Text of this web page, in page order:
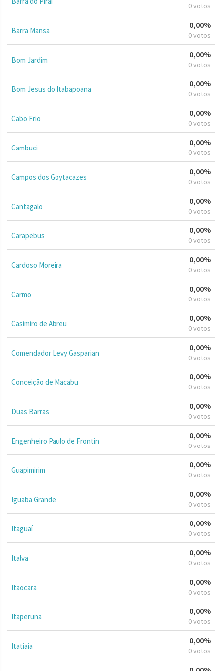
0 votos
Barra Mansa
0,00%
0 votos
Bom Jardim
0,00%
0 votos
Bom Jesus do Itabapoana
0,00%
0 votos
Cabo Frio
0,00%
0 votos
Cambuci
0,00%
0 votos
Campos dos Goytacazes
0,00%
0 votos
Cantagalo
0,00%
0 votos
Carapebus
0,00%
0 votos
Cardoso Moreira
0,00%
0 votos
Carmo
0,00%
0 votos
Casimiro de Abreu
0,00%
0 votos
Comendador Levy Gasparian
0,00%
0 votos
Conceição de Macabu
0,00%
0 votos
Duas Barras
0,00%
0 votos
Engenheiro Paulo de Frontin
0,00%
0 votos
Guapimirim
0,00%
0 votos
Iguaba Grande
0,00%
0 votos
Itaguaí
0,00%
0 votos
Italva
0,00%
0 votos
Itaocara
0,00%
0 votos
Itaperuna
0,00%
0 votos
Itatiaia
0,00%
0 votos